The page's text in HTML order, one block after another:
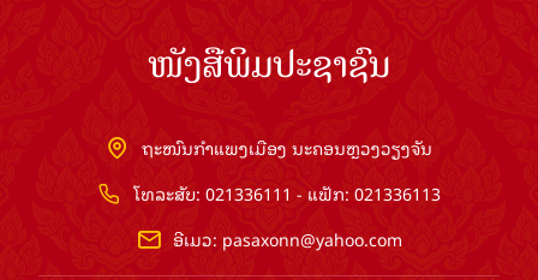
ໜັງສືພິມປະຊາຊົນ
ຖະໜົນກຳແພງເມືອງ ນະຄອນຫຼວງວຽງຈັນ
ໂທລະສັບ: 021336111 - ແຟັກ: 021336113
ອີເມວ: pasaxonn@yahoo.com